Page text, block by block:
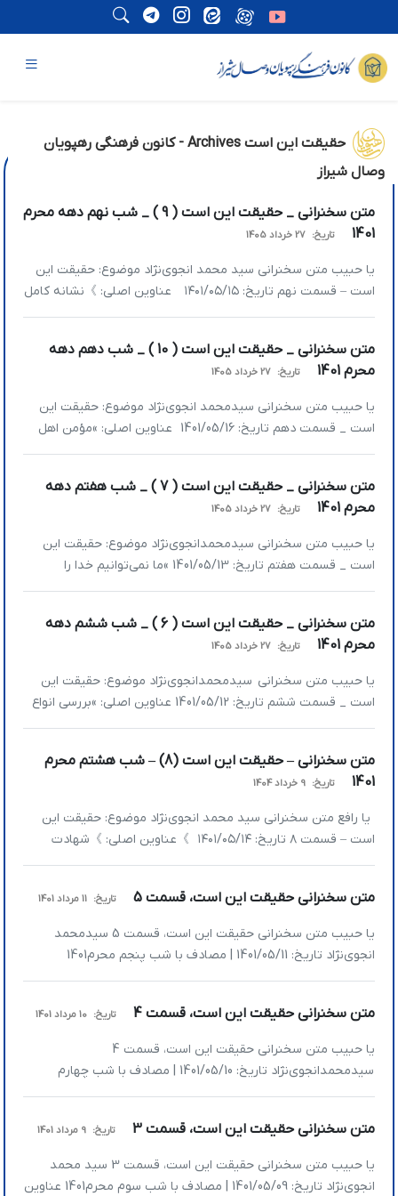
حقیقت این است Archives - کانون فرهنگی رهپویان
وصال شیراز
متن سخنرانی _ حقیقت این است ( 9 ) _ شب نهم دهه محرم
1401
تاریخ: 27 خرداد 1405
یا حبیب متن سخنرانی سید محمد انجوی‌نژاد موضوع: حقیقت این
است – قسمت نهم تاریخ: ۱۴۰۱/۰۵/۱۵ عناوین اصلی: 》نشانه کامل
عشق حقیقی چیست؟ 》اگر می‌خواهید زندگی شیرین شود باید
عدالت‌جویی است 》نشانه کامل عشق حقیقی چیست؟ در جلسات
اول راجع‌به حقیقتِ مزرعه […]
متن سخنرانی _ حقیقت این است ( 10 ) _ شب دهم دهه
محرم 1401
تاریخ: 27 خرداد 1405
یا حبیب متن سخنرانی سیدمحمد انجوی‌نژاد موضوع: حقیقت این
است _ قسمت دهم تاریخ: 1401/05/16 عناوین اصلی: »مؤمن اهل
اعتدال است »اعتدال در سبک زندگی »اعتدال در ارتباط با دیگران
بحران‌هاست »عزت مداری و فضای مجازی »مؤمن اهل اعتدال
است در بحث […]
متن سخنرانی _ حقیقت این است ( 7 ) _ شب هفتم دهه
محرم 1401
تاریخ: 27 خرداد 1405
یا حبیب متن سخنرانی سیدمحمدانجوی‌نژاد موضوع: حقیقت این
است _ قسمت هفتم تاریخ: 1401/05/13 »ما نمی‌توانیم خدا را
بشناسیم چون خدا بی‌نهایت است »انواع معرفی خدا در ادیان الهی
»ما نمی‌توانیم خدا را بشناسیم چون خدا بی‌نهایت است امشب در
ادامه […]
متن سخنرانی _ حقیقت این است ( 6 ) _ شب ششم دهه
محرم 1401
تاریخ: 27 خرداد 1405
یا حبیب متن سخنرانی سیدمحمدانجوی‌نژاد موضوع: حقیقت این
است _ قسمت ششم تاریخ: 1401/05/12 عناوین اصلی: »بررسی انواع
نگرش نسبت‌به زندگی »سرفصل‌های لذت‌های دنیا از دید
زندگی در ادامه بحث حقیقت این است امشب به بحث حقیقت
زندگی نگاهی می‌کنیم. خیلی کاری به تاریخ نگاه […]
متن سخنرانی – حقیقت این است (8) – شب هشتم محرم
1401
تاریخ: 9 خرداد 1404
یا رافع متن سخنرانی سید محمد انجوی‌نژاد موضوع: حقیقت این
است – قسمت ۸ تاریخ: ۱۴۰۱/۰۵/۱۴ 》عناوین اصلی: 》شهادت
پایان یک مسیر است 》حقیقت این است که ما به این قفس خو
پایان یک مسیر است مرحوم شهید آوینی جمله‌ای دارد که «اگر
شهید […]
متن سخنرانی حقیقت این است، قسمت 5 تاریخ: 11 مرداد 1401
یا حبیب متن سخنرانی حقیقت این است، قسمت 5 سیدمحمد
عناوین اصلی سخنرانی: » رسانه‌ها با ارائه انبوه اطلاعات، فرصت
نمی‌کند مسائل کوچک دنیا او را اذیت می‌کند » حسرت […]
متن سخنرانی حقیقت این است، قسمت 4 تاریخ: 10 مرداد 1401
یا حبیب متن سخنرانی حقیقت این است، قسمت 4
سیدمحمدانجوی‌نژاد تاریخ: 1401/05/10 | مصادف با شب چهارم
محرم‌1401 عناوین سخنرانی: » سختی و فشار جسمی باعث کنترل
اقتصادی دارند لوتی و بامرام هستند » آقازادگی یک سیستم است که
قطعاً این سیستم آدم را […]
متن سخنرانی حقیقت این است، قسمت 3 تاریخ: 9 مرداد 1401
یا حبیب متن سخنرانی حقیقت این است، قسمت 3 سید محمد
انجوی‌نژاد تاریخ: 1401/05/09 | مصادف با شب سوم محرم‌1401 عناوین